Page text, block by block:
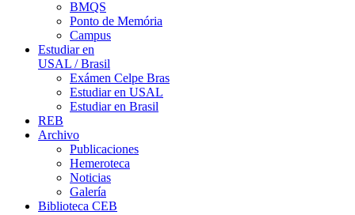
BMQS
Ponto de Memória
Campus
Estudiar en
USAL / Brasil
Exámen Celpe Bras
Estudiar en USAL
Estudiar en Brasil
REB
Archivo
Publicaciones
Hemeroteca
Noticias
Galería
Biblioteca CEB